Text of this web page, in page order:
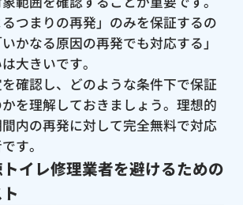
るつまりの再発」のみを保証するの
かなる原因の再発でも対応する」
大きいです。
確認し、どのような条件下で保証
を理解しておきましょう。理想的
内の再発に対して完全無料で対応
す。
イレ修理業者を避けるための